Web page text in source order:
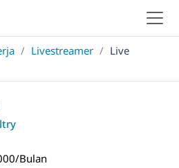
/ Livestreamer / Live
Bulan